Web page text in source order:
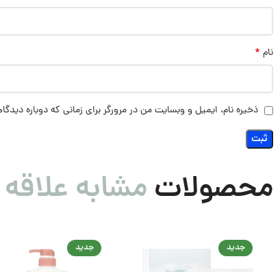
نام *
ذخیره نام، ایمیل و وبسایت من در مرورگر برای زمانی که دوباره
محصولاتمشابه
جدید جدید